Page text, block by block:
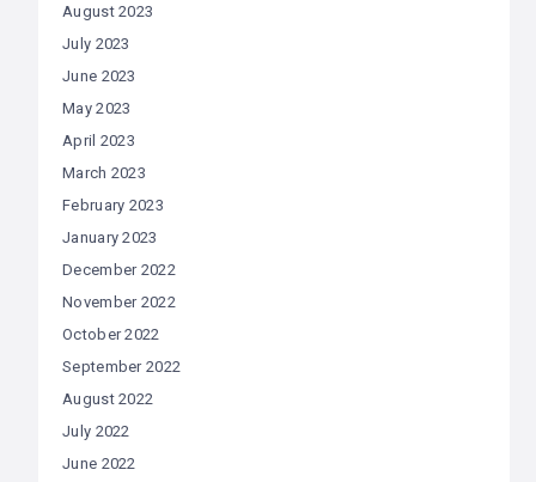
August 2023
July 2023
June 2023
May 2023
April 2023
March 2023
February 2023
January 2023
December 2022
November 2022
October 2022
September 2022
August 2022
July 2022
June 2022